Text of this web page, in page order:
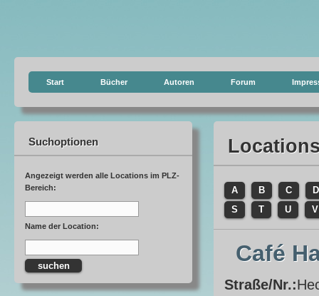
Start Bücher Autoren Forum
Suchoptionen
Angezeigt werden alle Locations im PLZ-
Bereich:
Name der Location:
A B C
D
S
T U V
Café
Straße/Nr.: